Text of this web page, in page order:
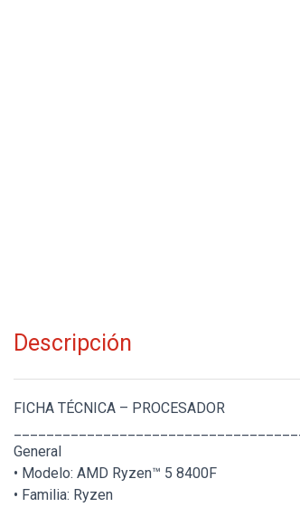
Descripción
FICHA TÉCNICA – PROCESADOR
General
• Modelo: AMD Ryzen™ 5 8400F
• Familia: Ryzen